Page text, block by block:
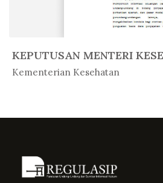
KEPUTUSAN MENTERI
Kementerian Kesehatan
In Peratur...